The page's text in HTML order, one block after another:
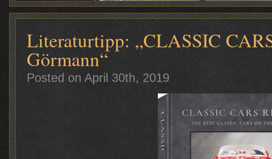
Literaturtipp: „CLASSIC
Görmann“
Posted on April 30th, 2019